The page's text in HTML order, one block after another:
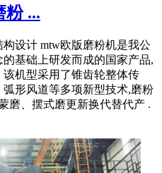
粉 ...
设计 mtw欧版磨粉机是我公
基础上研发而成的国家产品,
机型采用了锥齿轮整体传
形风道等多项新型技术,磨粉
磨、摆式磨更新换代替代产 .